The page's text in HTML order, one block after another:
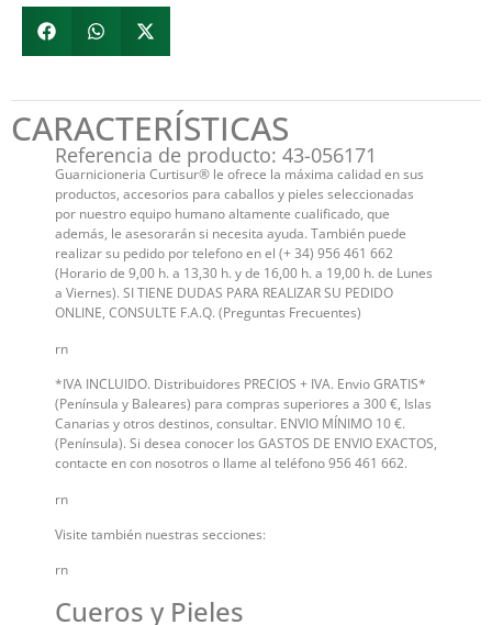
CARACTERÍSTICAS
Referencia de producto: 43-056171
Guarnicioneria Curtisur® le ofrece la máxima calidad en sus
productos, accesorios para caballos y pieles seleccionadas
por nuestro equipo humano altamente cualificado, que
además, le asesorarán si necesita ayuda. También puede
realizar su pedido por telefono en el (+ 34) 956 461 662
(Horario de 9,00 h. a 13,30 h. y de 16,00 h. a 19,00 h. de Lunes
a Viernes). SI TIENE DUDAS PARA REALIZAR SU PEDIDO
ONLINE, CONSULTE F.A.Q. (Preguntas Frecuentes)
rn
*IVA INCLUIDO. Distribuidores PRECIOS + IVA. Envio GRATIS*
(Península y Baleares) para compras superiores a 300 €, Islas
Canarias y otros destinos, consultar. ENVIO MÍNIMO 10 €.
(Península). Si desea conocer los GASTOS DE ENVIO EXACTOS,
contacte en con nosotros o llame al teléfono 956 461 662.
rn
Visite también nuestras secciones:
rn
Cueros y Pieles